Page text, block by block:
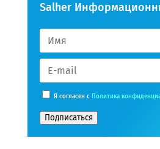
Salher
Я согласен с Политика
Подписаться